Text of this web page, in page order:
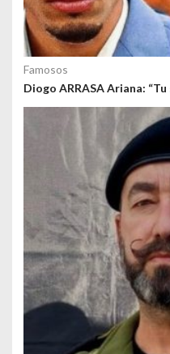
Famosos
Diogo ARRASA Ariana: